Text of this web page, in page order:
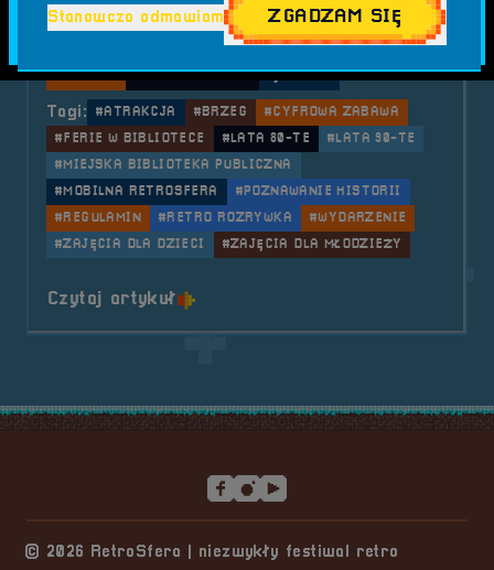
Bibliotekę Publiczną w Brzegu.
Tagi: #ATRAKCJA #BRZEG
#CYFROWA ZABAWA
#FERIE W BIBLIOTECE
#LATA 80-TE
#LATA 90-TE
#MIEJSKA BIBLIOTEKA PUBLICZNA
#MOBILNA RETROSFERA
#POZNAWANIE HISTORII
#REGULAMIN
#RETRO ROZRYWKA
#WYDARZENIE
#ZAJĘCIA DLA DZIECI
#ZAJĘCIA DLA MŁODZIEŻY
Czytaj artykuło tytule 2020.02.11 i 12 Mobilna
© 2026 RetroSfera | niezwykły festiwal retro
Stanowczo odmawiam ZGADZAM SIĘ